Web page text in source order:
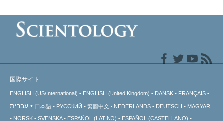
国際サイト
ENGLISH (US/International) ENGLISH (United Kingdom) DANSK FRANÇAIS
עברית 日本語 РУССКИЙ 繁體中文 NEDERLANDS DEUTSCH
MAGYAR
NORSK
SVENSKA ESPAÑOL (LATINO)
ESPAÑOL (CASTELLANO)